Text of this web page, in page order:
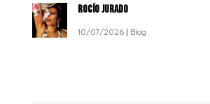
ROCÍO JURADO
10/07/2026| Blog